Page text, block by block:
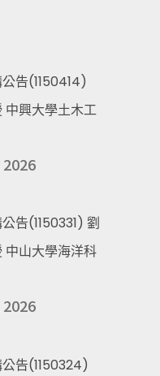
告(1150414)
中興大學土木工
2026
告(1150331) 劉
中山大學海洋科
2026
告(1150324)